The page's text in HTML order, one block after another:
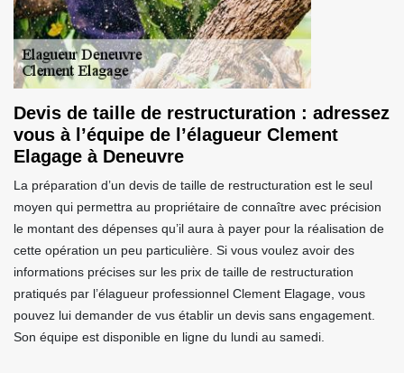
Devis de taille de restructuration : adressez
vous à l’équipe de l’élagueur Clement
Elagage à Deneuvre
La préparation d’un devis de taille de restructuration est le seul
moyen qui permettra au propriétaire de connaître avec précision
le montant des dépenses qu’il aura à payer pour la réalisation de
cette opération un peu particulière. Si vous voulez avoir des
informations précises sur les prix de taille de restructuration
pratiqués par l’élagueur professionnel Clement Elagage, vous
pouvez lui demander de vus établir un devis sans engagement.
Son équipe est disponible en ligne du lundi au samedi.